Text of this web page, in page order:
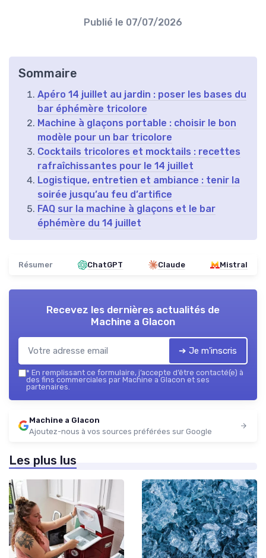
Publié le 07/07/2026
Sommaire
Apéro 14 juillet au jardin : poser les bases du
bar éphémère tricolore
Machine à glaçons portable : choisir le bon
modèle pour un bar tricolore
Cocktails tricolores et mocktails : recettes
rafraîchissantes pour le 14 juillet
Logistique, entretien et ambiance : tenir la
soirée jusqu’au feu d’artifice
FAQ sur la machine à glaçons et le bar
éphémère du 14 juillet
Résumer ChatGPT Claude Mistral
Recevez les dernières actualités de
Machine a Glacon
➔ Je m'inscris
* En remplissant ce formulaire, j’accepte d’être contacté(e) à
des fins commerciales par Machine a Glacon et ses
partenaires.
Machine a Glacon
Ajoutez-nous à vos sources préférées sur Google
Les plus lus